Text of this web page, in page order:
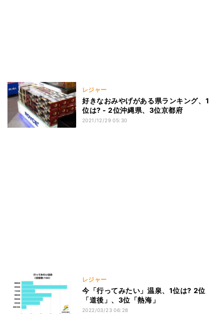
レジャー
好きなおみやげがある県ランキング、1
位は? - 2位沖縄県、3位京都府
2021/12/29 05:30
レジャー
今「行ってみたい」温泉、1位は? 2位
「道後」、3位「熱海」
2022/03/23 06:28